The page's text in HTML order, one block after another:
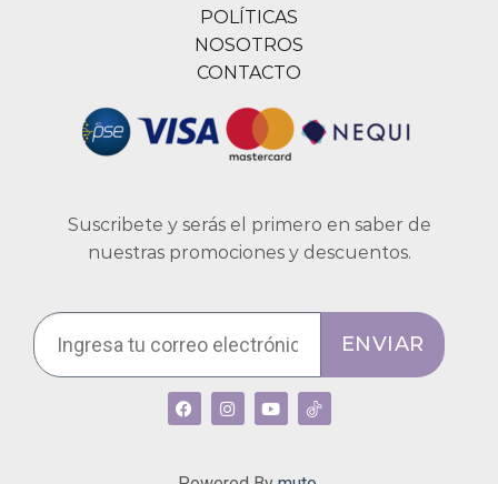
POLÍTICAS
NOSOTROS
CONTACTO
Suscribete y serás el primero en saber de
nuestras promociones y descuentos.
ENVIAR